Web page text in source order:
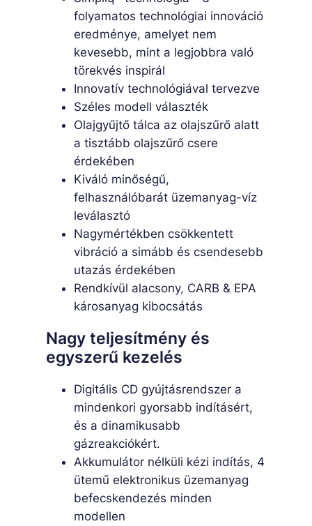
folyamatos technológiai innováció
eredménye, amelyet nem
kevesebb, mint a legjobbra való
törekvés inspirál
Innovatív technológiával tervezve
Széles modell választék
Olajgyűjtő tálca az olajszűrő alatt
a tisztább olajszűrő csere
érdekében
Kiváló minőségű,
felhasználóbarát üzemanyag-víz
leválasztó
Nagymértékben csökkentett
vibráció a simább és csendesebb
utazás érdekében
Rendkívül alacsony, CARB & EPA
károsanyag kibocsátás
Nagy teljesítmény és
egyszerű kezelés
Digitális CD gyújtásrendszer a
mindenkori gyorsabb indításért,
és a dinamikusabb
gázreakciókért.
Akkumulátor nélküli kézi indítás, 4
ütemű elektronikus üzemanyag
befecskendezés minden
modellen